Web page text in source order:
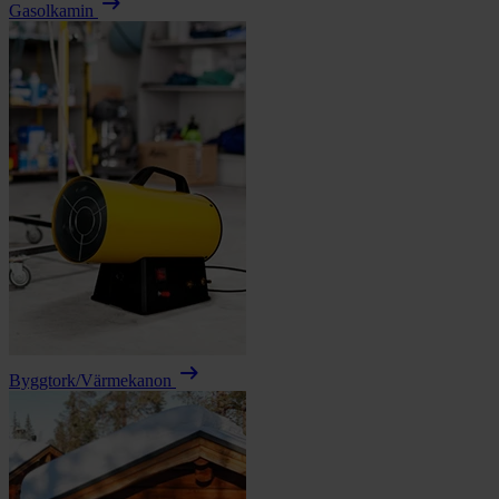
Gasolkamin
Byggtork/Värmekanon arrow_right_alt